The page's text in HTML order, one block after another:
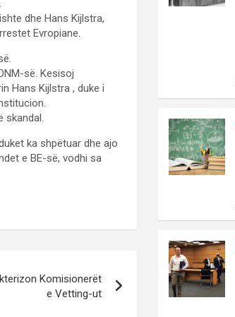
dhe Hans Kijlstra,
Evropiane.
së. Kesisoj
Hans Kijlstra , duke i
skandal.
ka shpëtuar dhe ajo
e BE-së, vodhi sa
Komisionerët
e Vetting-ut